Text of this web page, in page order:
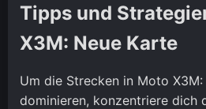
Tipps und
X3M: Neue Karte
Um die Strecken in Moto
dominieren, konzentriere dich